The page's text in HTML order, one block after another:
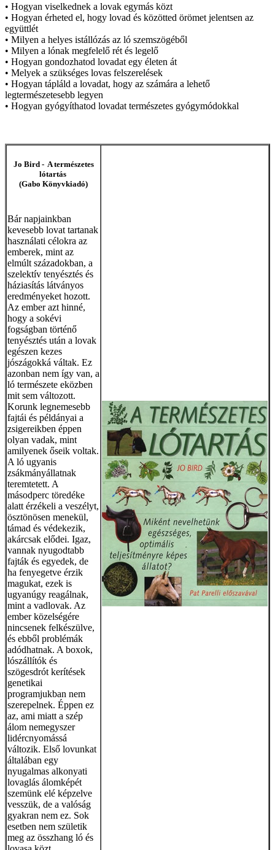
• Hogyan viselkednek a lovak egymás közt
• Hogyan érheted el, hogy lovad és közötted örömet jelentsen az
együttlét
• Milyen a helyes istállózás az ló szemszögéből
• Milyen a lónak megfelelő rét és legelő
• Hogyan gondozhatod lovadat egy életen át
• Melyek a szükséges lovas felszerelések
• Hogyan tápláld a lovadat, hogy az számára a lehető
legtermészetesebb legyen
• Hogyan gyógyíthatod lovadat természetes gyógymódokkal
Jo Bird - A természetes
lótartás
(Gabo Könyvkiadó)
Bár napjainkban
kevesebb lovat tartanak
használati célokra az
emberek, mint az
elmúlt századokban, a
szelektív tenyésztés és
háziasítás látványos
eredményeket hozott.
Az ember azt hinné,
hogy a sokévi
fogságban történő
tenyésztés után a lovak
egészen kezes
jószágokká váltak. Ez
azonban nem így van, a
ló természete eközben
mit sem változott.
Korunk legnemesebb
fajtái és példányai a
zsigereikben éppen
olyan vadak, mint
amilyenek őseik voltak.
A ló ugyanis
zsákmányállatnak
teremtetett. A
másodperc töredéke
alatt érzékeli a veszélyt,
ösztönösen menekül,
támad és védekezik,
akárcsak elődei. Igaz,
vannak nyugodtabb
fajták és egyedek, de
ha fenyegetve érzik
magukat, ezek is
ugyanúgy reagálnak,
mint a vadlovak. Az
ember közelségére
nincsenek felkészülve,
és ebből problémák
adódhatnak. A boxok,
lószállítók és
szögesdrót kerítések
genetikai
programjukban nem
szerepelnek. Éppen ez
az, ami miatt a szép
álom nemegyszer
lidércnyomássá
változik. Első lovunkat
általában egy
nyugalmas alkonyati
lovaglás álomképét
szemünk elé képzelve
vesszük, de a valóság
gyakran nem ez. Sok
esetben nem születik
meg az összhang ló és